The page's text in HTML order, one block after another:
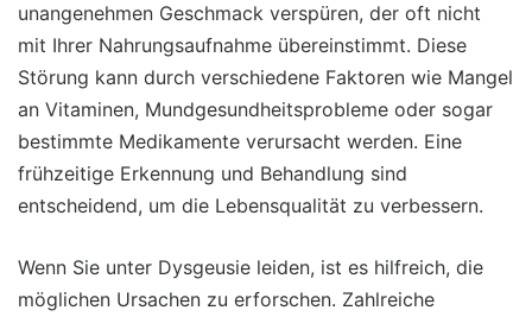
unangenehmen Geschmack verspüren, der oft nicht
mit Ihrer Nahrungsaufnahme übereinstimmt. Diese
Störung kann durch verschiedene Faktoren wie Mangel
an Vitaminen, Mundgesundheitsprobleme oder sogar
bestimmte Medikamente verursacht werden. Eine
frühzeitige Erkennung und Behandlung sind
entscheidend, um die Lebensqualität zu verbessern.
Wenn Sie unter Dysgeusie leiden, ist es hilfreich, die
möglichen Ursachen zu erforschen. Zahlreiche